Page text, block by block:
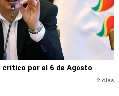
por el 6 de Agosto
2 días